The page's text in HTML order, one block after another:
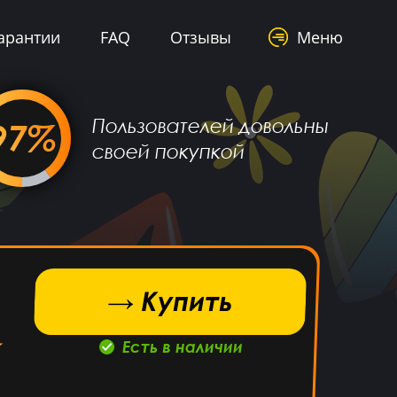
FAQ Отзывы Меню
Пользователей довольны
своей покупкой
→ Купить
Есть в наличии